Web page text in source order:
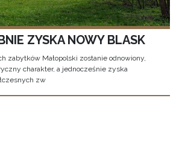
ZYSKA NOWY BLASK
zabytków Małopolski zostanie odnowiony,
charakter, a jednocześnie zyska
zw